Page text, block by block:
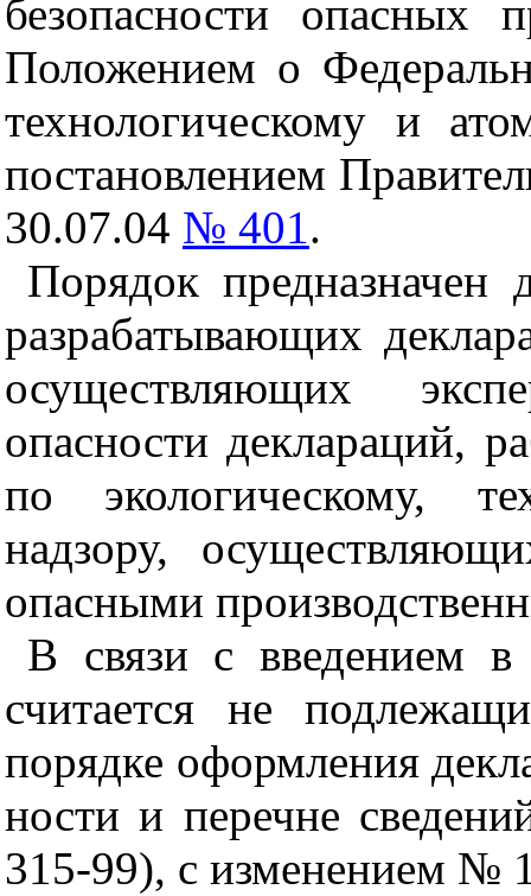
безопасности опасных
Положением о
технологическому и
постановлением
30.07.04 № 401.
Порядок предназначен
разрабатывающих
осуществляющих
опасности деклараций,
по экологическому,
надзору,
опас­ными
В связи с введением в
считается не
порядке оформления
ности и перечне
315-99), с изменением №